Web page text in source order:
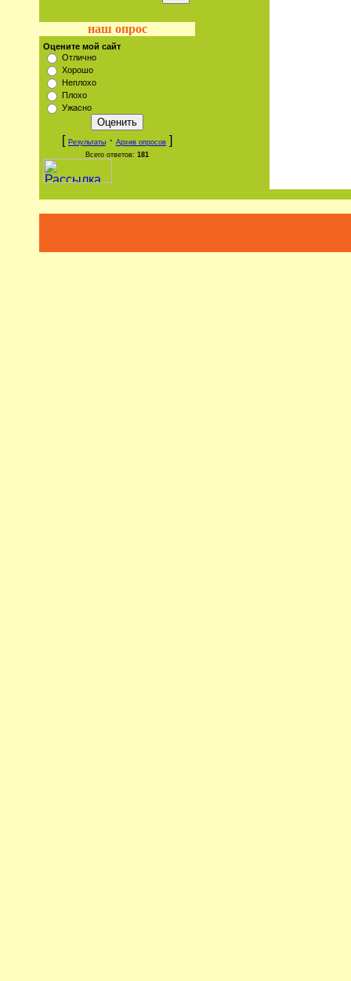
наш опрос
Оцените мой сайт
Отлично
Хорошо
Неплохо
Плохо
Ужасно
[ Результаты · Архив опросов ]
Всего ответов: 181